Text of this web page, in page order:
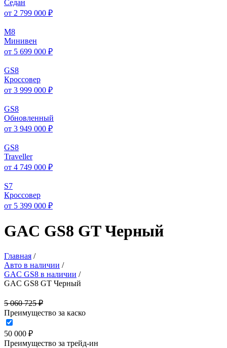
Седан
от 2 799 000 ₽
M8
Минивен
от 5 699 000 ₽
GS8
Кроссовер
от 3 999 000 ₽
GS8
Обновленный
от 3 949 000 ₽
GS8
Traveller
от 4 749 000 ₽
S7
Кроссовер
от 5 399 000 ₽
GAC GS8 GT Черный
Главная /
Авто в наличии /
GAC GS8 в наличии /
GAC GS8 GT Черный
5 060 725 ₽
Преимущество за каско
50 000 ₽
Преимущество за трейд-ин